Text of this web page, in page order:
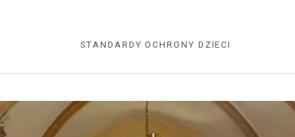
STANDARDY OCHRONY DZIECI